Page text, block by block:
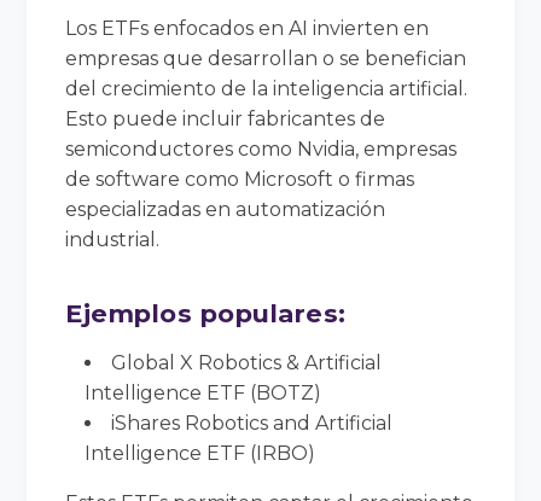
Los ETFs enfocados en AI invierten en
empresas que desarrollan o se benefician
del crecimiento de la inteligencia artificial.
Esto puede incluir fabricantes de
semiconductores como Nvidia, empresas
de software como Microsoft o firmas
especializadas en automatización
industrial.
Ejemplos populares:
Global X Robotics & Artificial
Intelligence ETF (BOTZ)
iShares Robotics and Artificial
Intelligence ETF (IRBO)